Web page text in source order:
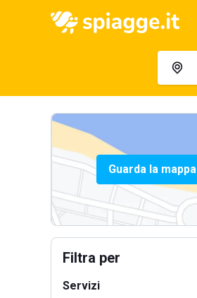
Guarda la mappa
Filtra per
Servizi